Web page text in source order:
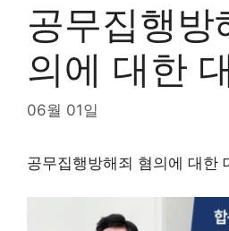
공무집행방
의에 대한
06월 01일
공무집행방해죄 혐의에 대한